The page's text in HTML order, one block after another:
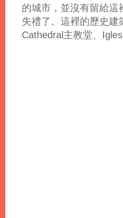
的城市，並沒有留給
失禮了。這裡的歷史
Cathedral主教堂、